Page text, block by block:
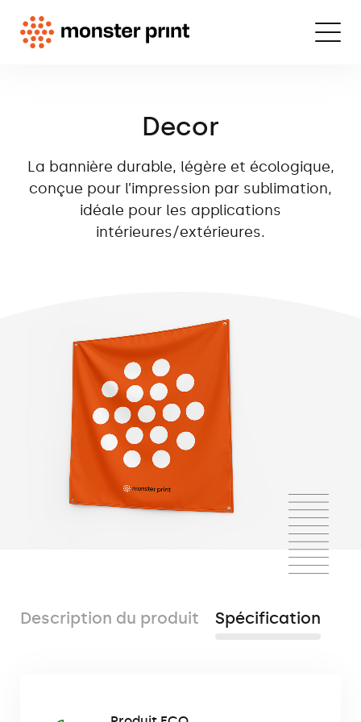
Decor
La bannière durable, légère et écologique,
conçue pour l’impression par sublimation,
idéale pour les applications
intérieures/extérieures.
Description du produit Spécification